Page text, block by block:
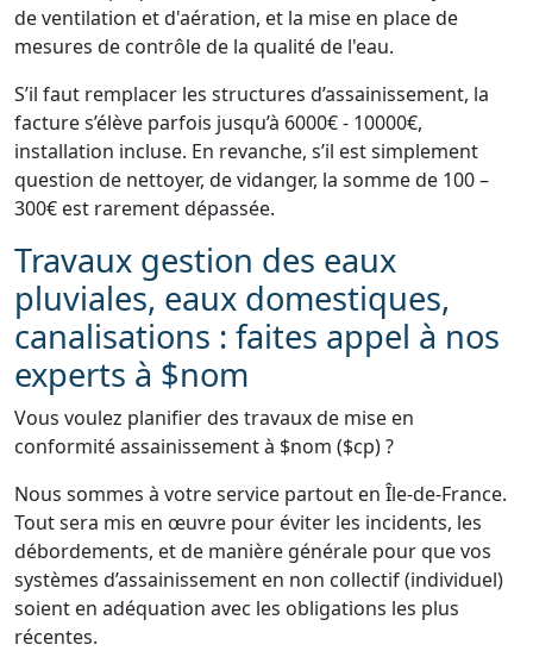
de ventilation et d'aération, et la mise en place de
mesures de contrôle de la qualité de l'eau.
S’il faut remplacer les structures d’assainissement, la
facture s’élève parfois jusqu’à 6000€ - 10000€,
installation incluse. En revanche, s’il est simplement
question de nettoyer, de vidanger, la somme de 100 –
300€ est rarement dépassée.
Travaux gestion des eaux
pluviales, eaux domestiques,
canalisations : faites appel à nos
experts à $nom
Vous voulez planifier des travaux de mise en
conformité assainissement à $nom ($cp) ?
Nous sommes à votre service partout en Île-de-France.
Tout sera mis en œuvre pour éviter les incidents, les
débordements, et de manière générale pour que vos
systèmes d’assainissement en non collectif (individuel)
soient en adéquation avec les obligations les plus
récentes.